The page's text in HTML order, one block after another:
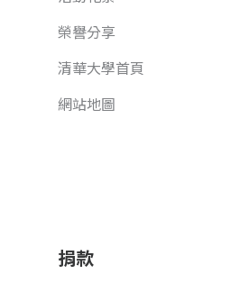
榮譽分享
清華大學首頁
網站地圖
捐款